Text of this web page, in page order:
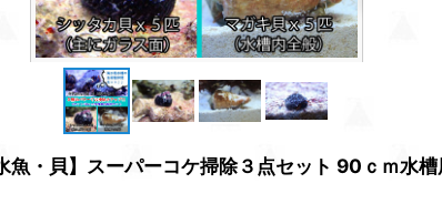
・貝】スーパーコケ掃除３点セット 90ｃｍ水